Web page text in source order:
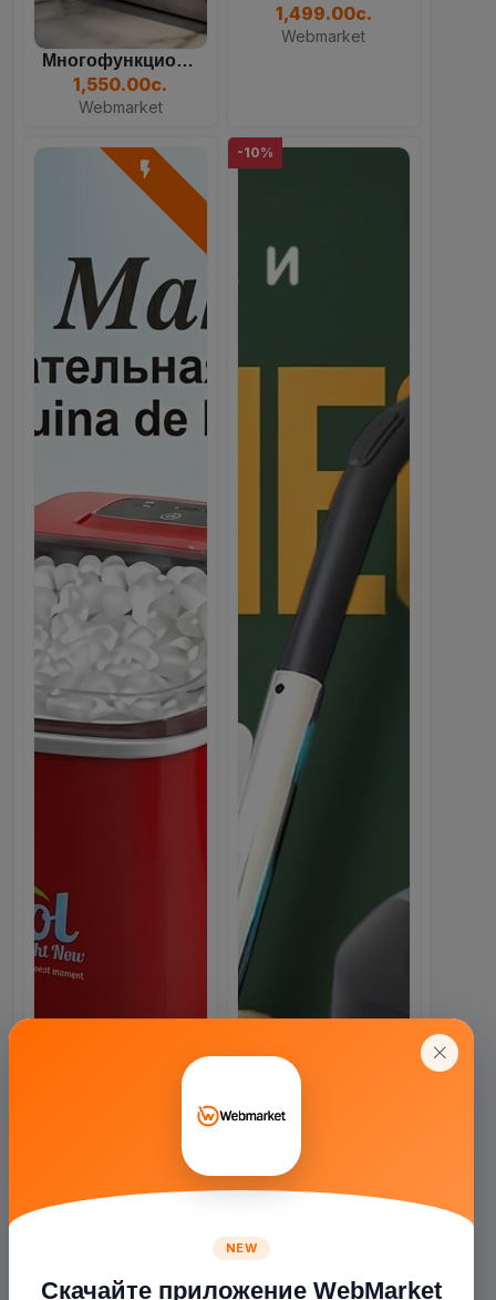
Многофункциональный Кулер...
1,550.00с.
Webmarket
1,499.00с.
Webmarket
-10%
NEW
Скачайте приложение WebMarket